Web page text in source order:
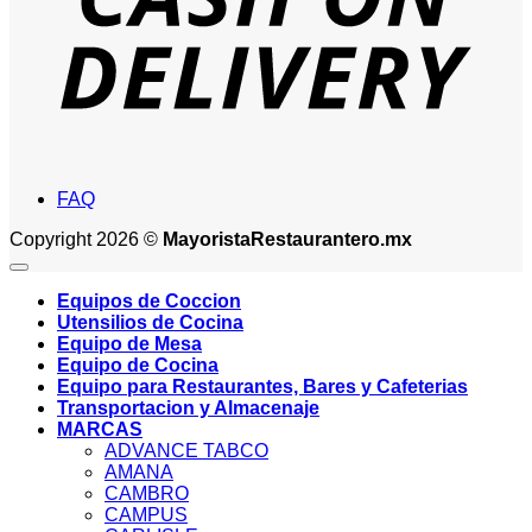
FAQ
Copyright 2026 © MayoristaRestaurantero.mx
Equipos de Coccion
Utensilios de Cocina
Equipo de Mesa
Equipo de Cocina
Equipo para Restaurantes, Bares y Cafeterias
Transportacion y Almacenaje
MARCAS
ADVANCE TABCO
AMANA
CAMBRO
CAMPUS